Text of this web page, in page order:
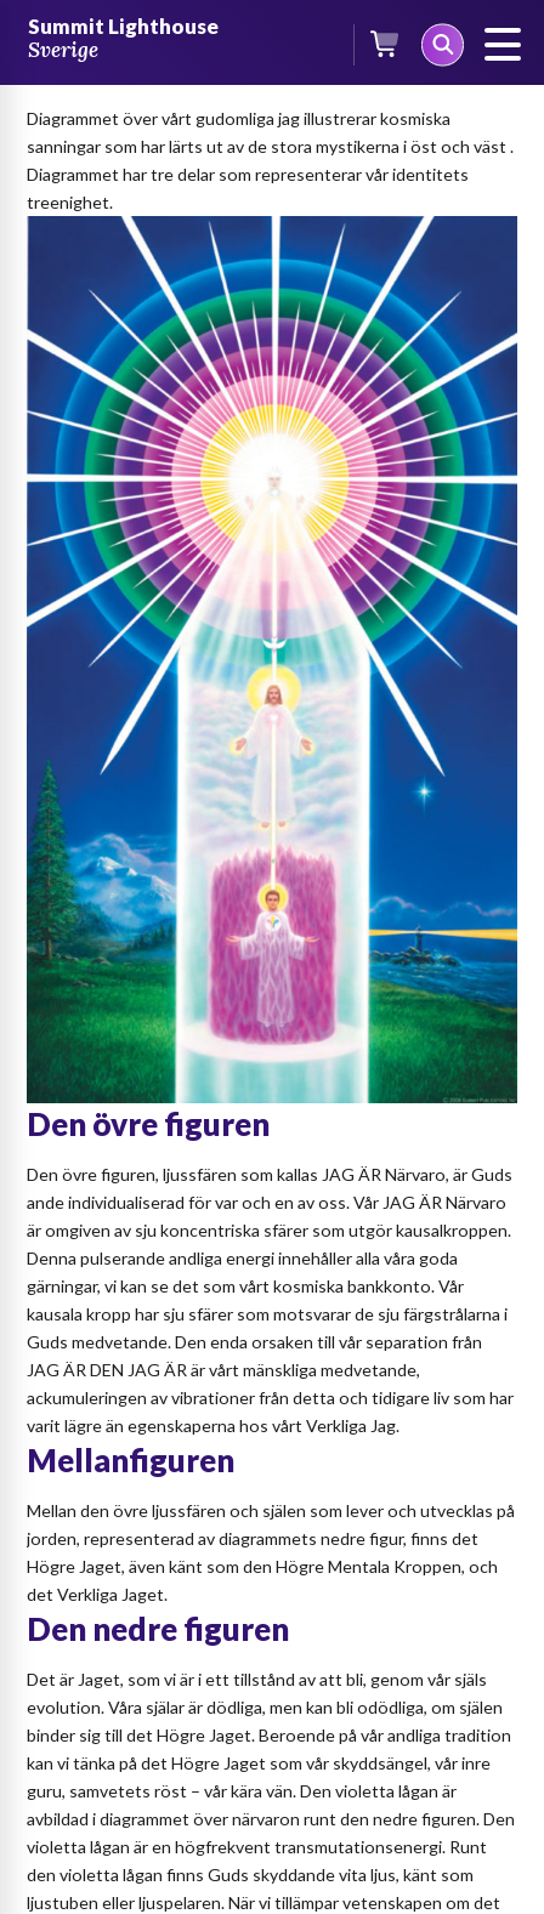
Summit Lighthouse
Sverige
Vårt gudomliga jag
Diagrammet över vårt gudomliga jag illustrerar kosmiska
sanningar som har lärts ut av de stora mystikerna i öst och väst .
Diagrammet har tre delar som representerar vår identitets
treenighet.
Den övre figuren
Den övre figuren, ljussfären som kallas JAG ÄR Närvaro, är Guds
ande individualiserad för var och en av oss. Vår JAG ÄR Närvaro
är omgiven av sju koncentriska sfärer som utgör kausalkroppen.
Denna pulserande andliga energi innehåller alla våra goda
gärningar, vi kan se det som vårt kosmiska bankkonto. Vår
kausala kropp har sju sfärer som motsvarar de sju färgstrålarna i
Guds medvetande. Den enda orsaken till vår separation från
JAG ÄR DEN JAG ÄR är vårt mänskliga medvetande,
ackumuleringen av vibrationer från detta och tidigare liv som har
varit lägre än egenskaperna hos vårt Verkliga Jag.
Mellanfiguren
Mellan den övre ljussfären och själen som lever och utvecklas på
jorden, representerad av diagrammets nedre figur, finns det
Högre Jaget, även känt som den Högre Mentala Kroppen, och
det Verkliga Jaget.
Den nedre figuren
Det är Jaget, som vi är i ett tillstånd av att bli, genom vår själs
evolution. Våra själar är dödliga, men kan bli odödliga, om själen
binder sig till det Högre Jaget. Beroende på vår andliga tradition
kan vi tänka på det Högre Jaget som vår skyddsängel, vår inre
guru, samvetets röst – vår kära vän. Den violetta lågan är
avbildad i diagrammet över närvaron runt den nedre figuren. Den
violetta lågan är en högfrekvent transmutationsenergi. Runt
den violetta lågan finns Guds skyddande vita ljus, känt som
ljustuben eller ljuspelaren. När vi tillämpar vetenskapen om det